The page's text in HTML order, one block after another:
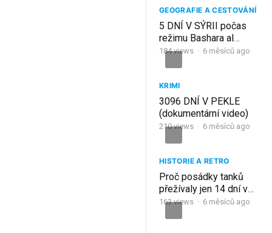
GEOGRAFIE A CESTOVÁNÍ
5 DNÍ V SÝRII počas
režimu Bashara al
Assada
184views · 6 měsíců ago
KRIMI
3096 DNÍ V PEKLE
(dokumentární video)
210views · 6 měsíců ago
HISTORIE A RETRO
Proč posádky tanků
přežívaly jen 14 dní v
boji?
163views · 6 měsíců ago